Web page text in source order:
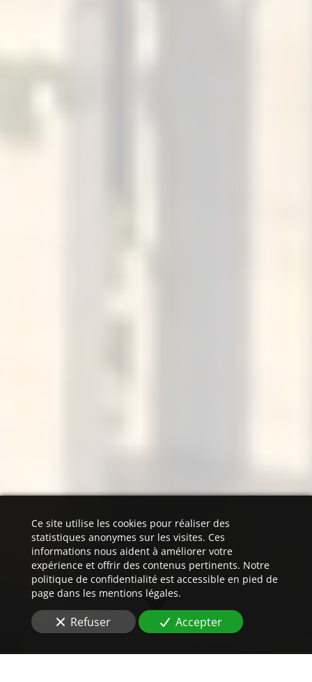
Ce site utilise les cookies pour réaliser des
statistiques anonymes sur les visites. Ces
informations nous aident à améliorer votre
expérience et offrir des contenus pertinents. Notre
politique de confidentialité est accessible en pied de
page dans les mentions légales.
Refuser Accepter